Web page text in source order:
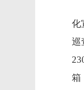
化
巡
箱